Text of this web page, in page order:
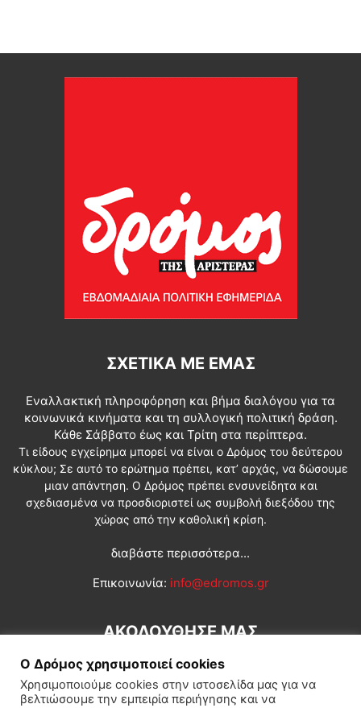
ΣΧΕΤΙΚΆ ΜΕ ΕΜΆΣ
Εναλλακτική πληροφόρηση και βήμα διαλόγου για τα
κοινωνικά κινήματα και τη συλλογική πολιτική δράση.
Κάθε Σάββατο έως και Τρίτη στα περίπτερα.
Τι είδους εγχείρημα μπορεί να είναι ο Δρόμος του δεύτερου
κύκλου; Σε αυτό το ερώτημα πρέπει, κατ’ αρχάς, να δώσουμε
μιαν απάντηση. Ο Δρόμος πρέπει ενσυνείδητα και
σχεδιασμένα να προσδιοριστεί ως συμβολή διεξόδου της
χώρας από την καθολική κρίση.
διαβάστε περισσότερα...
Επικοινωνία: info@edromos.gr
ΑΚΟΛΟΥΘΗΣΕ ΜΑΣ
Ο Δρόμος χρησιμοποιεί cookies
Χρησιμοποιούμε cookies στην ιστοσελίδα μας για να
βελτιώσουμε την εμπειρία περιήγησης και να